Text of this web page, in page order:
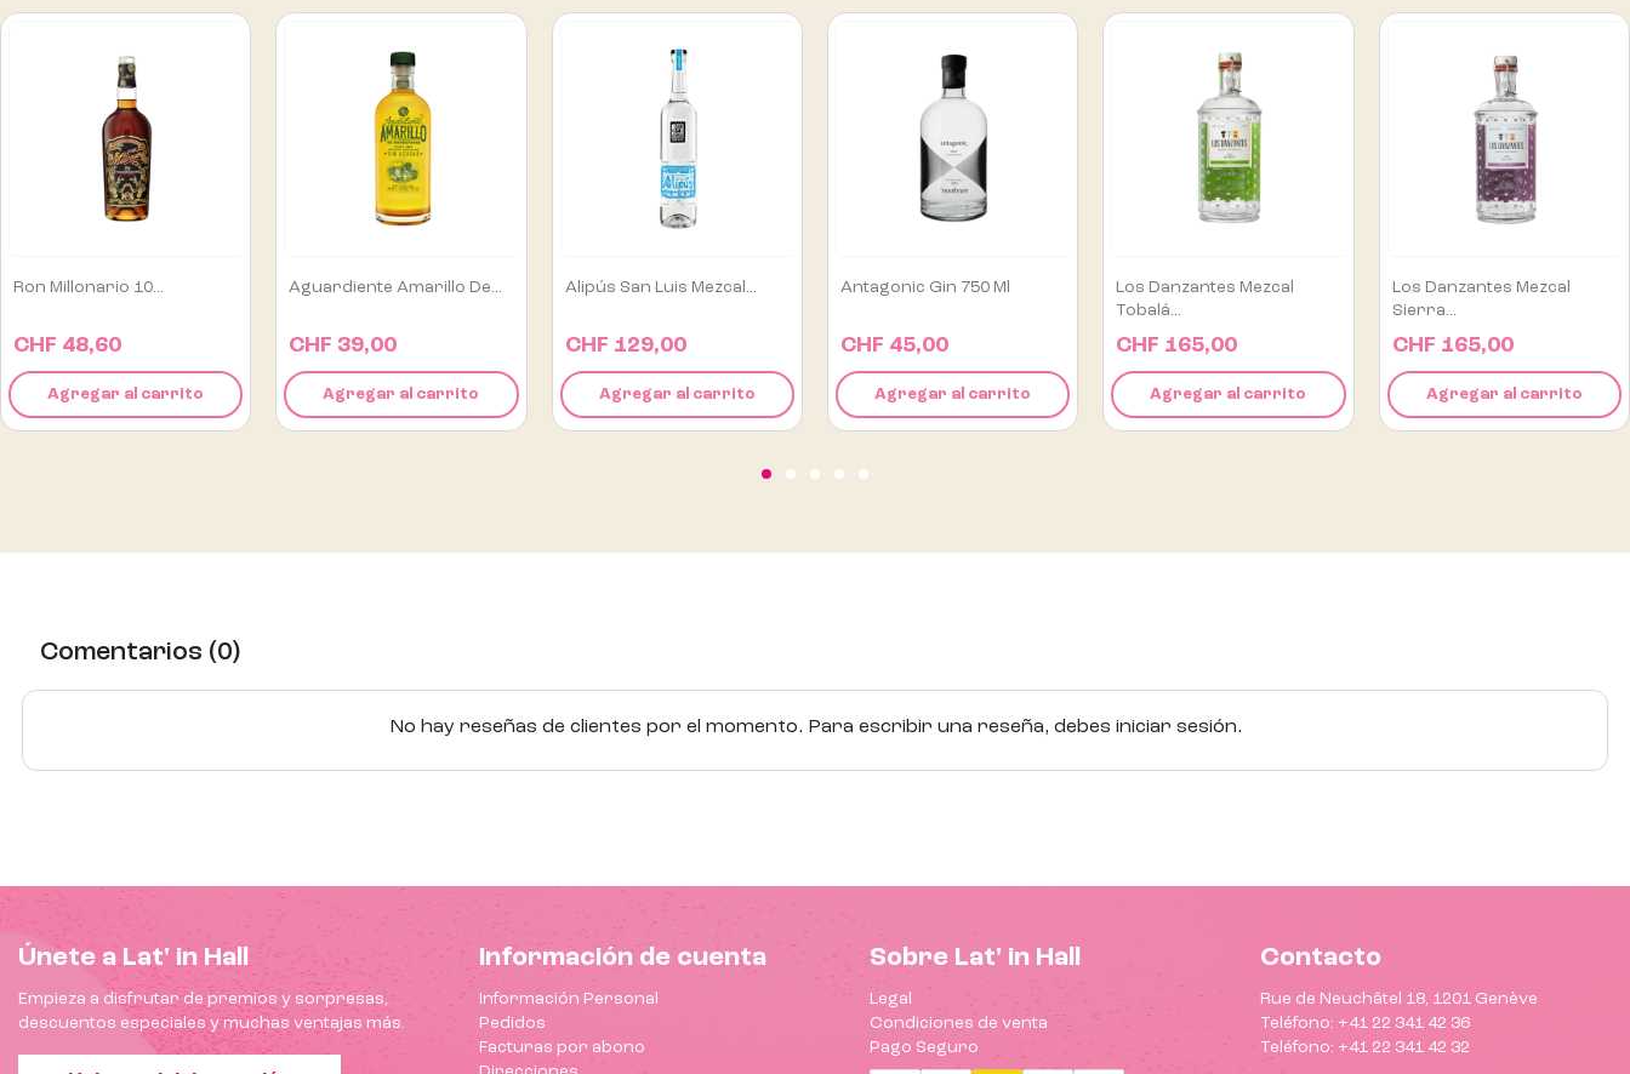
Aguardiente Amarillo De...
CHF 39,00
Agregar al carrito
Alipús San Luis Mezcal...
CHF 129,00
Agregar al carrito
Antagonic Gin 750 Ml
CHF 45,00
Agregar al carrito
Los Danzantes Mezcal
CHF 165,00
Agregar al carrito
Los Danzantes Mezcal
Sierra...
CHF 165,00
Agregar al carrito
Flor De Caña Centenario
12...
CHF 75,00
Agregar al carrito
Comentarios (0)
No hay reseñas de clientes por el momento. Para escribir una reseña, debes iniciar sesión.
Únete a Lat' in Hall
Empieza a disfrutar de premios y sorpresas,
descuentos especiales y muchas ventajas más.
Información de cuenta
Información Personal
Pedidos
Facturas por abono
Sobre Lat' in Hall
Legal
Condiciones de venta
Pago Seguro
Contacto
Rue de Neuchâtel 18, 1201 Genève
Teléfono: +41 22 341 42 36
Teléfono: +41 22 341 42 32